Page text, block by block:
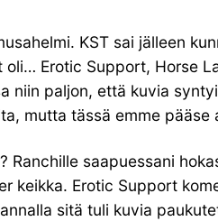
KST sai jälleen
oli… Erotic Support, Horse
niin paljon, että kuvia
mutta tässä emme pääse
Ranchille saapuessani
keikka. Erotic Support
sitä tuli kuvia